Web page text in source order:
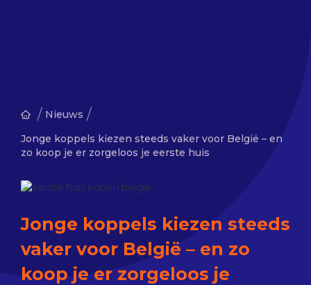
/ Nieuws /
Jonge koppels kiezen steeds vaker voor België – en
zo koop je er zorgeloos je eerste huis
Jonge koppels kiezen steeds
vaker voor België – en zo
koop je er zorgeloos je